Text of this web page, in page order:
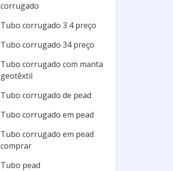
corrugado
Tubo corrugado 3 4 preço
Tubo corrugado 34 preço
Tubo corrugado com manta
geotêxtil
Tubo corrugado de pead
Tubo corrugado em pead
Tubo corrugado em pead
comprar
Tubo pead